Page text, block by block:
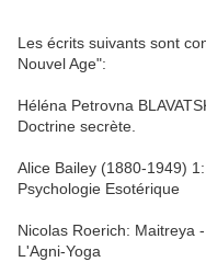
Les écrits suivants sont
Nouvel Age":
Héléna Petrovna
Doctrine secrète.
Alice Bailey (1880-1949)
Psychologie Esotérique
Nicolas Roerich: Maitreya
L'Agni-Yoga